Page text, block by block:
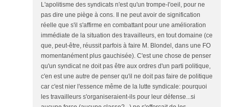
L'apolitisme des syndicats n'est qu'un trompe-l'oeil, pour ne
pas dire une piège à cons. Il ne peut avoir de signification
réelle que s'il s'affirme en combattant pour une amélioration
immédiate de la situation des travailleurs, en tout domaine (ce
que, peut-être, réussit parfois à faire M. Blondel, dans une FO
momentanément plus gauchisée). C'est une chose de penser
qu'un syndicat ne doit pas être aux ordres d'un parti politique,
c'en est une autre de penser qu'il ne doit pas faire de politique
car c'est nier l'essence même de la lutte syndicale: pourquoi
les travailleurs s'organiseraient-ils pour leur défense...si